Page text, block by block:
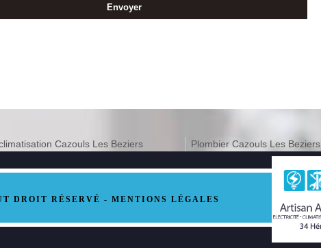
Cazouls Les Beziers
Plombier Cazouls Les Beziers
DROIT RÉSERVÉ - MENTIONS LÉGALES